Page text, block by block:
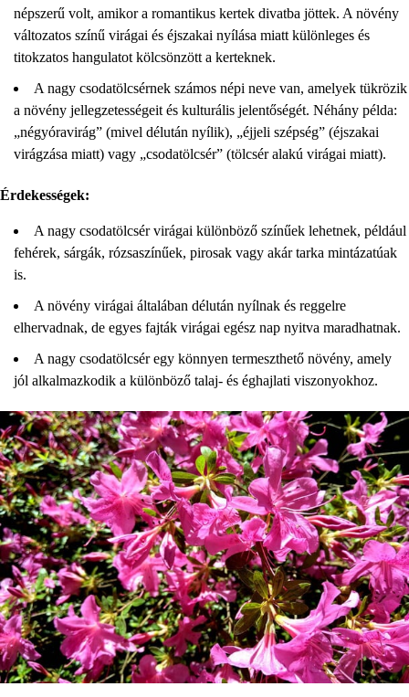
népszerű volt, amikor a romantikus kertek divatba jöttek. A növény
változatos színű virágai és éjszakai nyílása miatt különleges és
titokzatos hangulatot kölcsönzött a kerteknek.
A nagy csodatölcsérnek számos népi neve van, amelyek tükrözik
a növény jellegzetességeit és kulturális jelentőségét. Néhány példa:
„négyóravirág” (mivel délután nyílik), „éjjeli szépség” (éjszakai
virágzása miatt) vagy „csodatölcsér” (tölcsér alakú virágai miatt).
Érdekességek:
A nagy csodatölcsér virágai különböző színűek lehetnek, például
fehérek, sárgák, rózsaszínűek, pirosak vagy akár tarka mintázatúak
is.
A növény virágai általában délután nyílnak és reggelre
elhervadnak, de egyes fajták virágai egész nap nyitva maradhatnak.
A nagy csodatölcsér egy könnyen termeszthető növény, amely
jól alkalmazkodik a különböző talaj- és éghajlati viszonyokhoz.